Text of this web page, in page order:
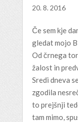
20. 8. 2016
Če sem kje
gledat mojo
Od črnega
žalost in
Sredi dneva
zgodila
to prejšnji
tam mimo,